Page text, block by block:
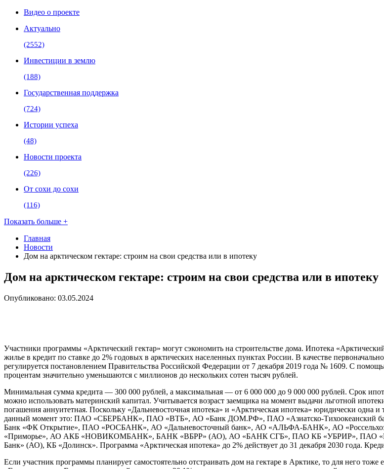
Видео о проекте
Актуально
(2552)
Инвестиции в землю
(188)
Государственная поддержка
(724)
Истории успеха
(48)
Новости проекта
(226)
От сохи до сохи
(116)
Показать больше +
Главная
Новости
Дом на арктическом гектаре: строим на свои средства или в ипотеку
Дом на арктическом гектаре: строим на свои средства или в ипотеку
Опубликовано: 03.05.2024
Участники программы «Арктический гектар» могут сэкономить на строительстве дома. Ипотека
жилье в кредит по ставке до 2% годовых в арктических населенных пунктах России. В качестве
регулируется постановлением Правительства Российской Федерации от 7 декабря 2019 года № 1609. С
процентам значительно уменьшаются с миллионов до нескольких сотен тысяч рублей.
Минимальная сумма кредита — 300 000 рублей, а максимальная — от 6 000 000 до 9 000 000 рублей. Срок
можно использовать материнский капитал. Учитывается возраст заемщика на момент выдачи льготной
погашения аннуитетная. Поскольку «Дальневосточная ипотека» и «Арктическая ипотека» юридически одна
данный момент это: ПАО «СБЕРБАНК», ПАО «ВТБ», АО «Банк ДОМ.РФ», ПАО «Азиатско-Тихоокеанский
Банк «ФК Открытие», ПАО «РОСБАНК», АО «Дальневосточный банк», АО «АЛЬФА-БАНК», АО
«Приморье», АО АКБ «НОВИКОМБАНК», БАНК «ВБРР» (АО), АО «БАНК СГБ», ПАО КБ «УБРИР», ПАО
Банк» (АО), КБ «Долинск». Программа «Арктическая ипотека» до 2% действует до 31 декабря 2030 года.
Если участник программы планирует самостоятельно отстраивать дом на гектаре в Арктике, то для него